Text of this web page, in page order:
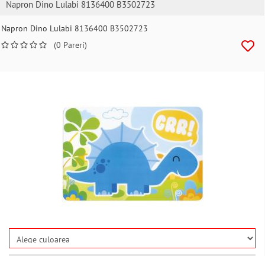
Napron Dino Lulabi 8136400 B3502723
Napron Dino Lulabi 8136400 B3502723
(0 Pareri)